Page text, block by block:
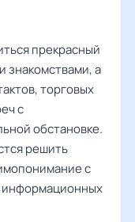
прекрасный
знакомствами, а
торговых
с
обстановке.
решить
с